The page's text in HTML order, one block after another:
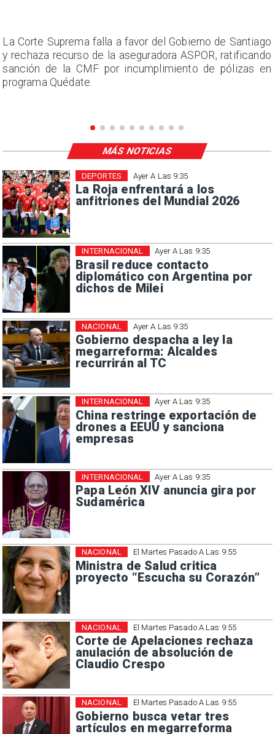
La Corte Suprema falla a favor del Gobierno de Santiago
y rechaza recurso de la aseguradora ASPOR, ratificando
sanción de la CMF por incumplimiento de pólizas en
programa Quédate.
Ayer A Las 9:35
La Roja enfrentará a los
anfitriones del Mundial 2026
DEPORTES
Ayer A Las 9:35
Brasil reduce contacto
diplomático con Argentina por
dichos de Milei
INTERNACIONAL
Ayer A Las 9:35
Gobierno despacha a ley la
megarreforma: Alcaldes
recurrirán al TC
NACIONAL
Ayer A Las 9:35
China restringe exportación de
drones a EEUU y sanciona
empresas
INTERNACIONAL
Ayer A Las 9:35
Papa León XIV anuncia gira por
Sudamérica
INTERNACIONAL
El Martes Pasado A Las 9:55
Ministra de Salud critica
proyecto “Escucha su Corazón”
NACIONAL
El Martes Pasado A Las 9:55
Corte de Apelaciones rechaza
anulación de absolución de
Claudio Crespo
NACIONAL
El Martes Pasado A Las 9:55
Gobierno busca vetar tres
artículos en megarreforma
NACIONAL
MÁS NOTICIAS